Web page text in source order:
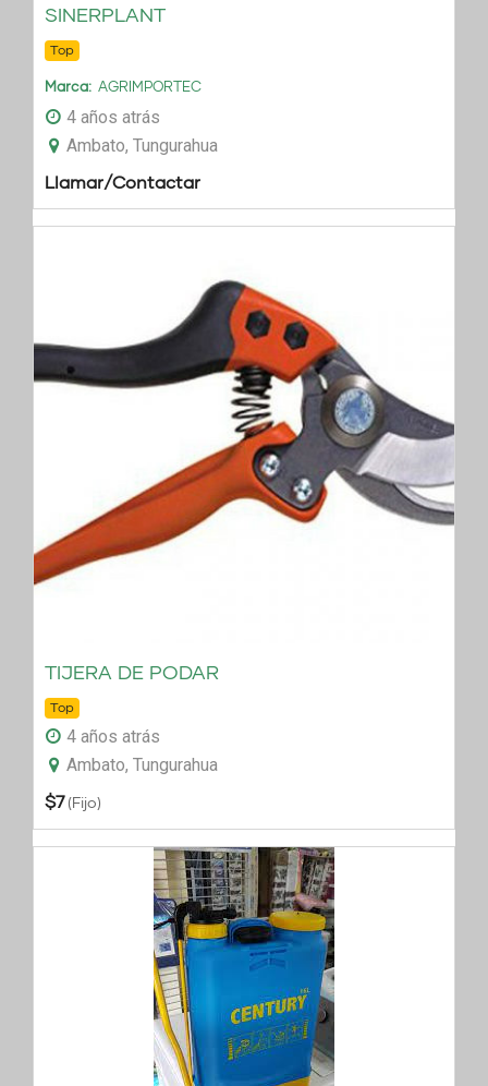
SINERPLANT
Top
Marca AGRIMPORTEC
4 años atrás
Ambato, Tungurahua
Llamar/Contactar
TIJERA DE PODAR
Top
4 años atrás
Ambato, Tungurahua
$7 (Fijo)